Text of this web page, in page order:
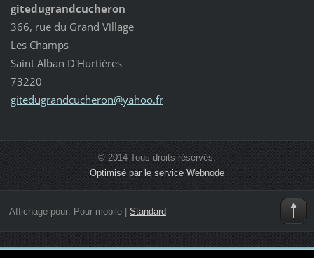
gitedugrandcucheron
366, rue du Grand Village
Les Champs
Saint Alban D'Hurtières
73220
gitedugrandcucheron@yahoo.fr
© 2014 Tous droits réservés.
Optimisé par le service Webnode
Affichage pour: Pour mobile| Standard